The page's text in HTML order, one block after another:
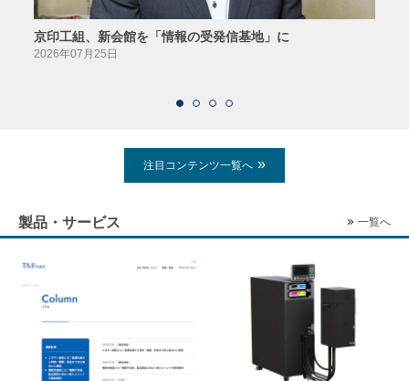
京印工組、新会館を「情報の受発信基地」に
2026年07月25日
注目コンテンツ一覧へ
製品・サービス 一覧へ